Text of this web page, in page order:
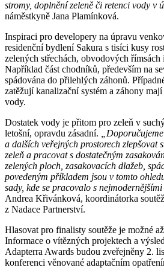
stromy, doplnění zeleně či retenci vody v
náměstkyně Jana Plamínková.
Inspiraci pro developery na úpravu
residenční bydlení Sakura s tisíci kusy
zelených střechách, obvodových
Například část chodníků, především na
spádována do přilehlých záhonů.
zatěžují kanalizační systém a záhony
vody.
Dostatek vody je přitom pro zeleň v
letošní, opravdu zásadní.
a dalších veřejných prostorech zlepšovat
zeleň a pracovat s dostatečným
zelených ploch, zasakovacích dlažeb,
povedeným příkladem jsou v tomto
sady, kde se pracovalo s
Andrea Křivánková, koordinátorka
z Nadace Partnerství.
Hlasovat pro finalisty soutěže je možné
Informace o vítězných projektech a
Adapterra Awards budou zveřejněny 2.
konferenci věnované adaptačním